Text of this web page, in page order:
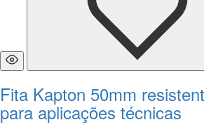
Fita Kapton 50mm
para aplicações técnicas